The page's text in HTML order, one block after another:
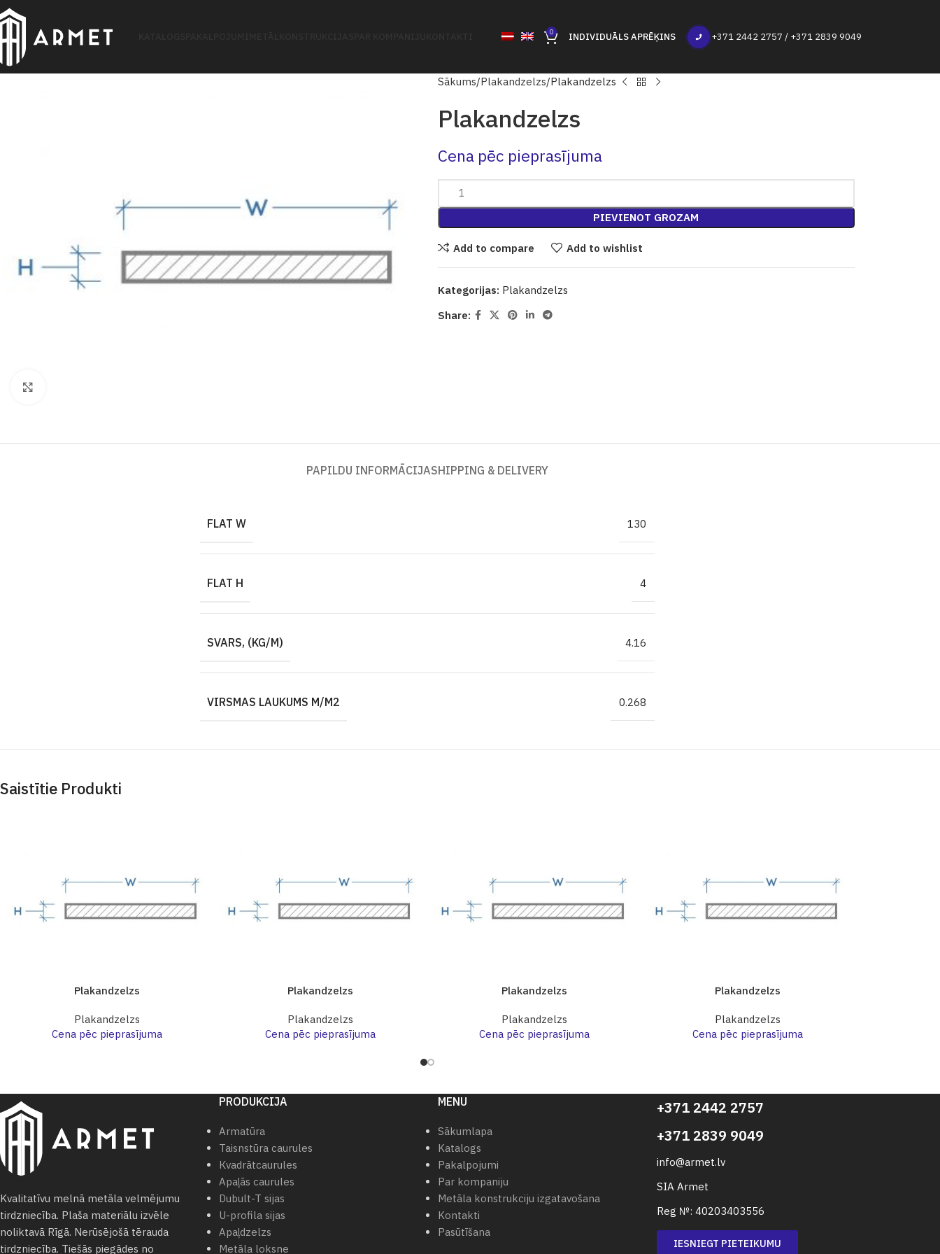
0 INDIVIDUĀLS APRĒĶINS +371 2442 2757 / +371 2839 9049
Sākums Plakandzelzs Plakandzelzs
Plakandzelzs
Cena pēc pieprasījuma
PIEVIENOT GROZAM
Add to compare Add to wishlist
Kategorijas: Plakandzelzs
Share:
PAPILDU INFORMĀCIJASHIPPING & DELIVERY
FLAT W 130
FLAT H 4
SVARS, (KG/M) 4.16
VIRSMAS LAUKUMS M/M2 0.268
Saistītie Produkti
Plakandzelzs
Plakandzelzs
Cena pēc pieprasījuma
Plakandzelzs
Plakandzelzs
Cena pēc pieprasījuma
Plakandzelzs
Plakandzelzs
Cena pēc pieprasījuma
Plakandzelzs
Plakandzelzs
Cena pēc pieprasījuma
Kvalitatīvu melnā metāla velmējumu
tirdzniecība. Plaša materiālu izvēle
noliktavā Rīgā. Nerūsējošā tērauda
tirdzniecība. Tiešās piegādes no
PRODUKCIJA
Armatūra
Taisnstūra caurules
Кvadrātcaurules
Apaļās caurules
Dubult-T sijas
U-profila sijas
Apaļdzelzs
Metāla loksne
MENU
Sākumlapa
Katalogs
Pakalpojumi
Par kompaniju
Metāla konstrukciju izgatavošana
Kontakti
Pasūtīšana
+371 2442 2757
+371 2839 9049
info@armet.lv
SIA Armet
Reg №: 40203403556
IESNIEGT PIETEIKUMU